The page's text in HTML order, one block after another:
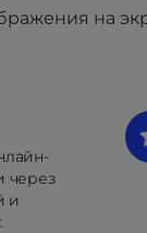
на
через
и